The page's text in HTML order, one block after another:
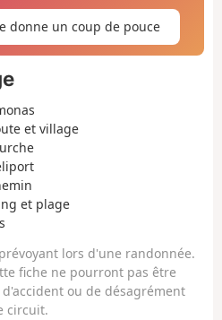
donne un coup de pouce
et village
et plage
lors d'une randonnée.
fiche ne pourront pas être
ou de désagrément
circuit.